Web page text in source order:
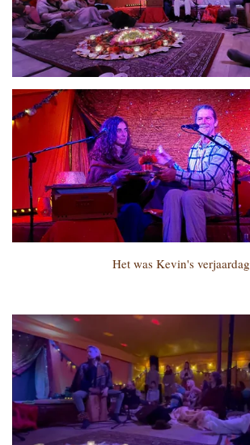
Het was Kevin's verjaardag